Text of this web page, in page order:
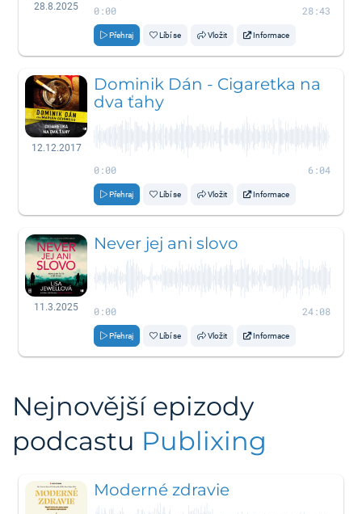
28.8.2025 0:00 28:43
Přehraj Líbí se Vložit Informace
12.12.2017
Dominik Dán - Cigaretka na
dva ťahy
0:00 6:04
Přehraj Líbí se Vložit Informace
11.3.2025
Never jej ani slovo
0:00 24:08
Přehraj Líbí se Vložit Informace
Nejnovější epizody
podcastu Publixing
Moderné zdravie